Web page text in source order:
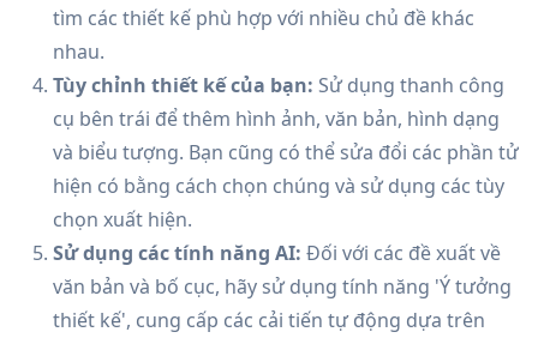
tìm các thiết kế phù hợp với nhiều chủ đề khác
nhau.
Tùy chỉnh thiết kế của bạn: Sử dụng thanh công
cụ bên trái để thêm hình ảnh, văn bản, hình dạng
và biểu tượng. Bạn cũng có thể sửa đổi các phần tử
hiện có bằng cách chọn chúng và sử dụng các tùy
chọn xuất hiện.
Sử dụng các tính năng AI: Đối với các đề xuất về
văn bản và bố cục, hãy sử dụng tính năng 'Ý tưởng
thiết kế', cung cấp các cải tiến tự động dựa trên